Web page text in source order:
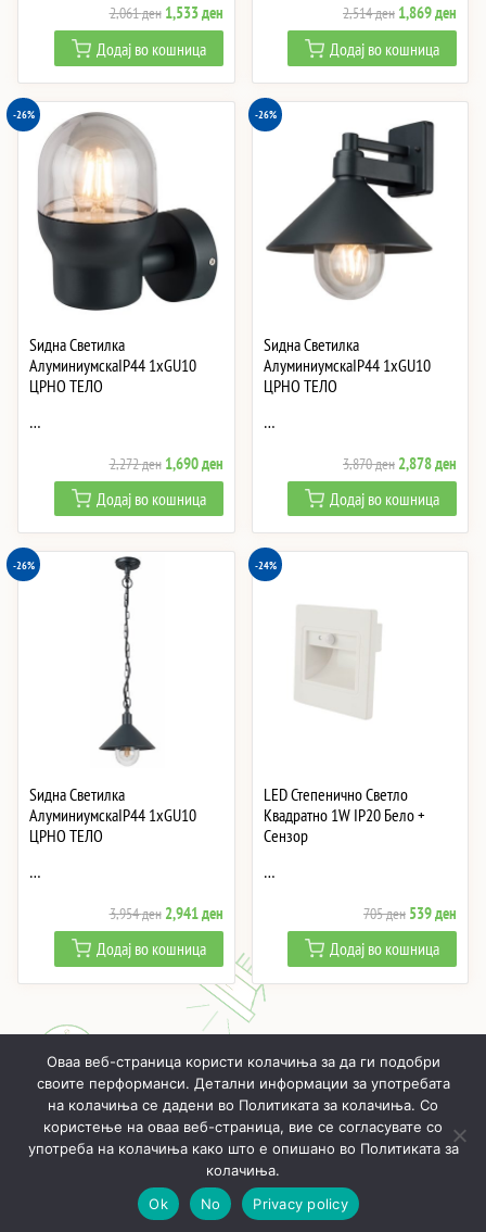
2,061ден Original
price
was:
2,061 ден.
1,533денCurrent
price
is:
1,533 ден.
Додај во кошница
2,514ден Original
price
was:
2,514 ден.
1,869ден
price
is:
Додај во кошница
-26%
Ѕидна Светилка
АлуминиумскаIP44 1xGU10
ЦРНО ТЕЛО
…
2,272ден Original
price
was:
2,272 ден.
1,690денCurrent
price
is:
1,690 ден.
Додај во кошница
-26%
Ѕидна Светилка
АлуминиумскаIP44 1xGU10
ЦРНО ТЕЛО
…
3,870ден Original
price
was:
3,870 ден.
2,878ден
price
is:
Додај во кошница
-26%
Ѕидна Светилка
АлуминиумскаIP44 1xGU10
ЦРНО ТЕЛО
…
3,954ден Original
price
was:
3,954 ден.
2,941денCurrent
price
is:
2,941 ден.
Додај во кошница
-24%
LED Степенично Светло
Квадратно 1W IP20 Бело +
Сензор
…
705ден Original
price
was:
705 ден.
539ден
price
is:
539
Додај во кошница
ПОЧНУВАЈЌИ ПРОИЗВОДИ МОЈ ПРОФИЛ
КОШНИЧКА
РЕАЛИЗИРАНИ ПРОЕКТИ
ЗА НАС
Онлајн LED осветлување © 2019 - 2026
Политика за приватност
Оваа веб-страница користи колачиња за да ги подобри
своите перформанси. Детални информации за употребата
на колачиња се дадени во Политиката за колачиња. Со
користење на оваа веб-страница, вие се согласувате со
употреба на колачиња како што е опишано во Политиката за
колачиња.
Ok
No Privacy policy